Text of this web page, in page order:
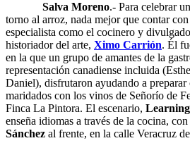
Salva Moreno.- Para celebrar
torno al arroz, nada mejor que contar
especialista como el cocinero y
historiador del arte, Ximo Carrión. Él
en la que un grupo de amantes de la
representación canadiense incluida
Daniel), disfrutaron ayudando a preparar
maridados con los vinos de Señorío de
Finca La Pintora. El escenario,
enseña idiomas a través de la cocina, con
Sánchez al frente, en la calle Veracruz